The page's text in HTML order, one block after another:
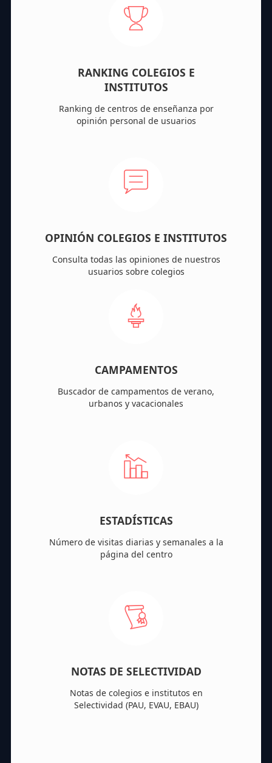
RANKING COLEGIOS E
INSTITUTOS
Ranking de centros de enseñanza por
opinión personal de usuarios
OPINIÓN COLEGIOS E INSTITUTOS
Consulta todas las opiniones de nuestros
usuarios sobre colegios
CAMPAMENTOS
Buscador de campamentos de verano,
urbanos y vacacionales
ESTADÍSTICAS
Número de visitas diarias y semanales a la
página del centro
NOTAS DE SELECTIVIDAD
Notas de colegios e institutos en
Selectividad (PAU, EVAU, EBAU)